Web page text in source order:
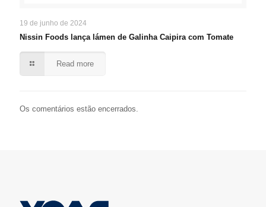
19 de junho de 2024
Nissin Foods lança lámen de Galinha Caipira com Tomate
Read more
Os comentários estão encerrados.